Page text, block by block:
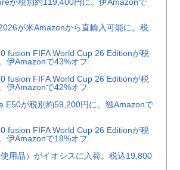
が税別約119,400円に。伊Amazonで
が米Amazonから直輸入可能に。税
fusion FIFA World Cup 26 Editionが税
伊Amazonで43%オフ
fusion FIFA World Cup 26 Editionが税
伊Amazonで42%オフ
E50が税別約59,200円に。独Amazonで
fusion FIFA World Cup 26 Editionが税
伊Amazonで18%オフ
用品）がイオシスに入荷。税込19,800